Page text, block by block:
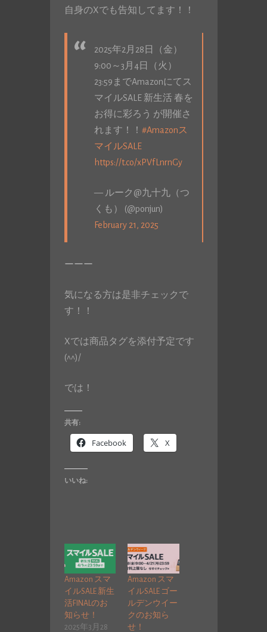
自身のXでも告知してます！！
2025年2月28日（金）
9:00～3月4日（火）
23:59までAmazonにてス
マイルSALE 新生活 春を
お得に彩ろう が開催さ
れます！！ #Amazonス
マイルSALE
https://t.co/xPVfLnrnGy
— ルーク@九十九（つ
くも） (@ponjun)
February 21, 2025
ーーー
気になる方は是非チェックで
す！！
Xでは商品タグを添付予定です
(^^)/
では！
共有:
Facebook X
いいね:
Amazon スマ
イルSALE 新生
活FINALのお
知らせ！
2025年3月28
Amazon スマ
イルSALE ゴー
ルデンウイー
クのお知ら
せ！